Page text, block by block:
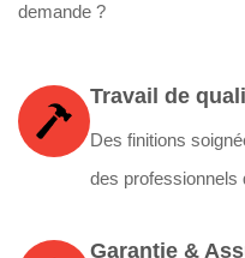
demande ?
Travail de
Des finitions
des professionnels
Garantie &